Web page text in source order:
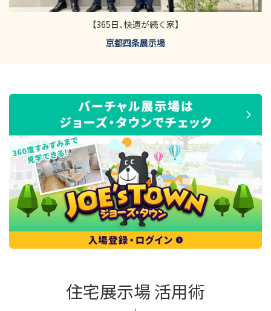
【365日、快適が続く家】
京都四条展示場
住宅展示場 活用術